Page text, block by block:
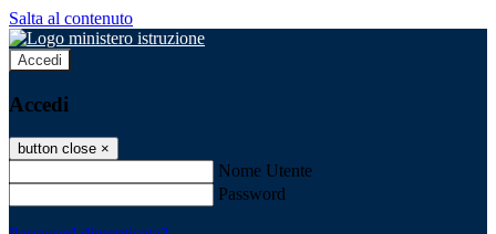
Salta al contenuto
Accedi
Accedi
button close ×
Nome Utente
Password